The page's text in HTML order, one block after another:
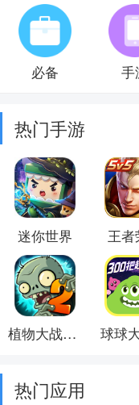
必备 手
热门手游
迷你世界 王者
植物大战僵尸2 球球
热门应用